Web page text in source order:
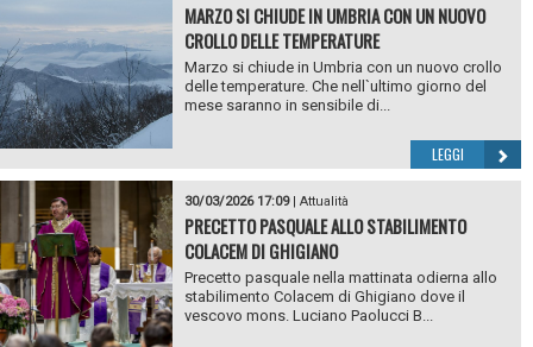
MARZO SI CHIUDE IN UMBRIA CON UN NUOVO
CROLLO DELLE TEMPERATURE
Marzo si chiude in Umbria con un nuovo crollo
delle temperature. Che nell`ultimo giorno del
mese saranno in sensibile di...
LEGGI
30/03/2026 17:09| Attualità
PRECETTO PASQUALE ALLO STABILIMENTO
COLACEM DI GHIGIANO
Precetto pasquale nella mattinata odierna allo
stabilimento Colacem di Ghigiano dove il
vescovo mons. Luciano Paolucci B...